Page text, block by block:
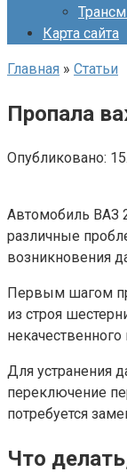
Карта сайта
Главная » Статьи
Пропала
Опубликовано:
Автомобиль ВАЗ
различные
возникновения
Первым шагом
из строя
Для устранения
переключение
потребуется
Что